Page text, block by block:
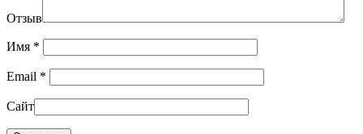
Отзыв
Имя *
Email *
Сайт